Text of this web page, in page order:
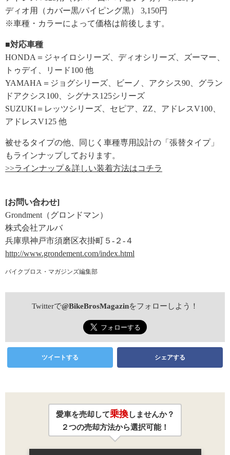
ディオ用（カバー黒/パイピング黒） 3,150円
※車種・カラーによって価格は前後します。
■対応車種
HONDA＝ジャイロシリーズ、ディオシリーズ、ズーマー、
トゥデイ、リード100 他
YAMAHA＝ジョグシリーズ、ビーノ、アクシス90、グラン
ドアクシス100、シグナス125シリーズ
SUZUKI＝レッツシリーズ、セピア、ZZ、アドレスV100、
アドレスV125 他
被せるタイプの他、同じく車種専用設計の「張替タイプ」
もラインナップしております。
>>ラインナップ＆詳しい装着方法はコチラ
[お問い合わせ]
Grondment（グロンドマン）
株式会社アルバ
兵庫県神戸市須磨区衣掛町５-２-４
http://www.grondement.com/index.html
バイクブロス・マガジンズ編集部
Twitterで@BikeBrosMagazinをフォローしよう！
ツイートする シェアする
愛車を売却して乗換しませんか？
２つの売却方法から選択可能！